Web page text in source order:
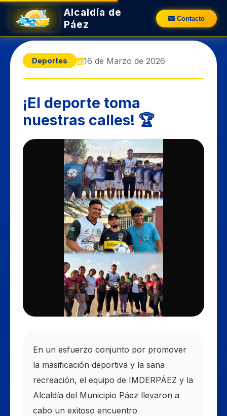
Alcaldía de
Páez
Contacto
Deportes 16 de Marzo de 2026
​¡El deporte toma
nuestras calles! 🏆
En un esfuerzo conjunto por promover
la masificación deportiva y la sana
recreación, el equipo de IMDERPÁEZ y la
Alcaldía del Municipio Páez llevaron a
cabo un exitoso encuentro